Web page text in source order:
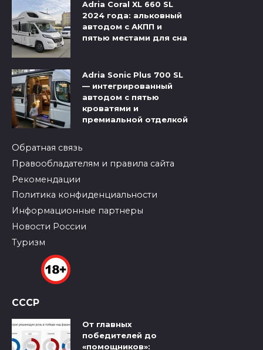
Adria Coral XL 660 SL
2024 года: альковный
автодом с АКПП и
пятью местами для сна
Adria Sonic Plus 700 SL
— интегрированный
автодом с пятью
кроватями и
премиальной отделкой
Обратная связь
Правообладателям и правила сайта
Рекомендации
Политика конфиденциальности
Информационные партнеры
Новости России
Туризм
СССР
От главных
победителей до
«помощников»: